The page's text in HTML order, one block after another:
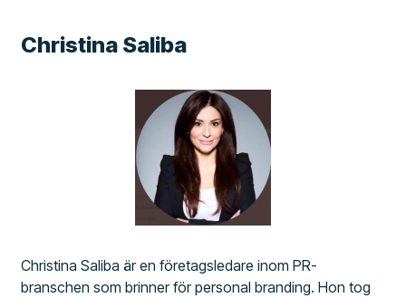
Christina Saliba
Christina Saliba är en företagsledare inom PR-
branschen som brinner för personal branding. Hon tog